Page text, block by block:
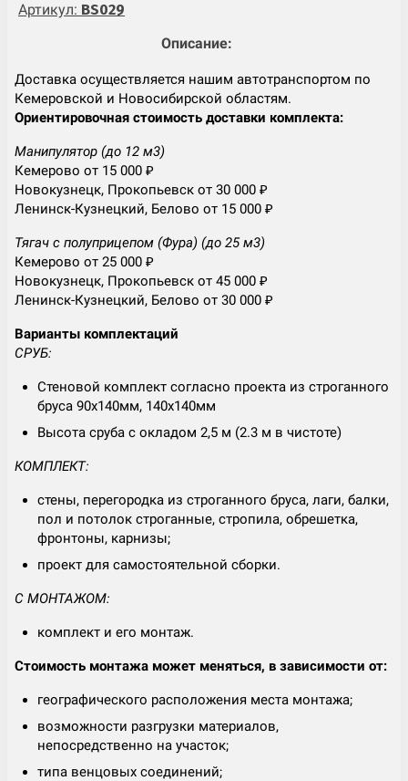
Артикул: BS029
Описание:
Доставка осуществляется нашим автотранспортом по
Кемеровской и Новосибирской областям.
Ориентировочная стоимость доставки комплекта:
Манипулятор (до 12 м3)
Кемерово от 15 000 ₽
Новокузнецк, Прокопьевск от 30 000 ₽
Ленинск-Кузнецкий, Белово от 15 000 ₽
Тягач с полуприцепом (Фура) (до 25 м3)
Кемерово от 25 000 ₽
Новокузнецк, Прокопьевск от 45 000 ₽
Ленинск-Кузнецкий, Белово от 30 000 ₽
Варианты комплектаций
СРУБ:
Стеновой комплект согласно проекта из строганного
бруса 90х140мм, 140х140мм
Высота сруба с окладом 2,5 м (2.3 м в чистоте)
КОМПЛЕКТ:
стены, перегородка из строганного бруса, лаги, балки,
пол и потолок строганные, стропила, обрешетка,
фронтоны, карнизы;
проект для самостоятельной сборки.
С МОНТАЖОМ:
комплект и его монтаж.
Стоимость монтажа может меняться, в зависимости от:
географического расположения места монтажа;
возможности разгрузки материалов,
непосредственно на участок;
типа венцовых соединений;